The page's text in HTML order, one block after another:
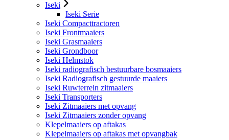
Iseki
Iseki Serie
Iseki Compacttractoren
Iseki Frontmaaiers
Iseki Grasmaaiers
Iseki Grondboor
Iseki Helmstok
Iseki radiografisch bestuurbare bosmaaiers
Iseki Radiografisch gestuurde maaiers
Iseki Ruwterrein zitmaaiers
Iseki Transporters
Iseki Zitmaaiers met opvang
Iseki Zitmaaiers zonder opvang
Klepelmaaiers op aftakas
Klepelmaaiers op aftakas met opvangbak